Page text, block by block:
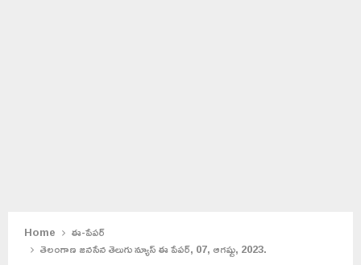
Home
ఈ-పేపర్
తెలంగాణ జనసేన తెలుగు న్యూస్ ఈ పేపర్, 07, ఆగష్టు, 2023.